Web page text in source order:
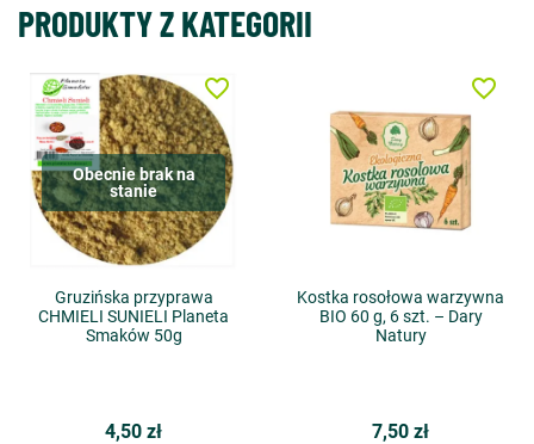
PRODUKTY Z KATEGORII
Obecnie brak na
stanie
Gruzińska przyprawa
CHMIELI SUNIELI Planeta
Smaków 50g
4,50 zł
favorite_border
Kostka rosołowa warzywna
BIO 60 g, 6 szt. – Dary
Natury
7,50 zł
favorite_border